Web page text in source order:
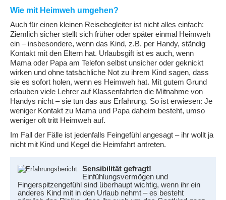
Wie mit Heimweh umgehen?
Auch für einen kleinen Reisebegleiter ist nicht alles einfach:
Ziemlich sicher stellt sich früher oder später einmal Heimweh
ein – insbesondere, wenn das Kind, z.B. per Handy, ständig
Kontakt mit den Eltern hat. Urlaubsgift ist es auch, wenn
Mama oder Papa am Telefon selbst unsicher oder geknickt
wirken und ohne tatsächliche Not zu ihrem Kind sagen, dass
sie es sofort holen, wenn es Heimweh hat. Mit gutem Grund
erlauben viele Lehrer auf Klassenfahrten die Mitnahme von
Handys nicht – sie tun das aus Erfahrung. So ist erwiesen: Je
weniger Kontakt zu Mama und Papa daheim besteht, umso
weniger oft tritt Heimweh auf.
Im Fall der Fälle ist jedenfalls Feingefühl angesagt – ihr wollt ja
nicht mit Kind und Kegel die Heimfahrt antreten.
Sensibilität gefragt!
Einfühlungsvermögen und
Fingerspitzengefühl sind überhaupt wichtig, wenn ihr ein
anderes Kind mit in den Urlaub nehmt – es besteht